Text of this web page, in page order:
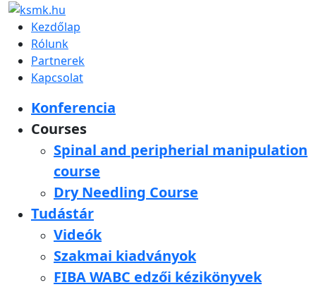
Kezdőlap
Rólunk
Partnerek
Kapcsolat
Konferencia
Courses
Spinal and peripherial manipulation
course
Dry Needling Course
Tudástár
Videók
Szakmai kiadványok
FIBA WABC edzői kézikönyvek